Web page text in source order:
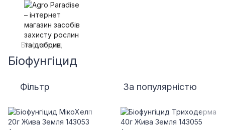
Біофунгіцид
Біофунгіцид
Фільтр За популярністю